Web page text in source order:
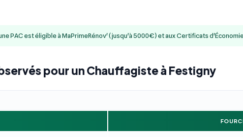
PAC est éligible à MaPrimeRénov' (jusqu'à 5000€) et aux Certificats
pour un Chauffagiste à Festigny